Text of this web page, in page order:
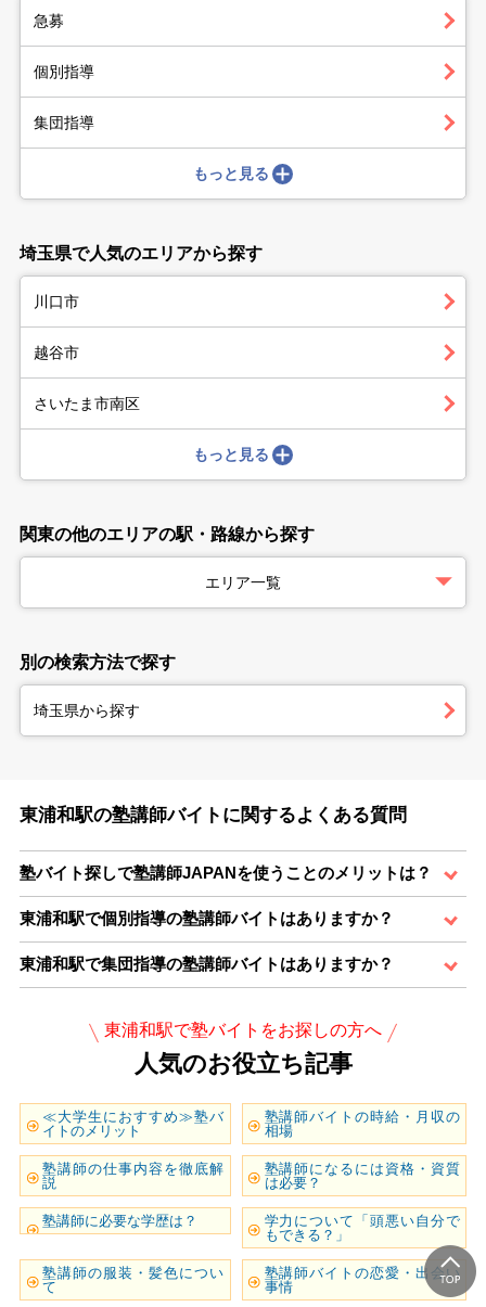
急募
個別指導
集団指導
もっと見る
埼玉県で人気のエリアから探す
川口市
越谷市
さいたま市南区
もっと見る
関東の他のエリアの駅・路線から探す
エリア一覧
別の検索方法で探す
埼玉県から探す
東浦和駅の塾講師バイトに関するよくある質問
塾バイト探しで塾講師JAPANを使うことのメリットは？
東浦和駅で個別指導の塾講師バイトはありますか？
東浦和駅で集団指導の塾講師バイトはありますか？
東浦和駅で塾バイトをお探しの方へ
人気のお役立ち記事
≪大学生におすすめ≫塾バ
イトのメリット
塾講師バイトの時給・月収の
相場
塾講師の仕事内容を徹底解
説
塾講師になるには資格・資質
は必要？
塾講師に必要な学歴は？
学力について「頭悪い自分で
もできる？」
塾講師の服装・髪色につい
て
塾講師バイトの恋愛・出会い
事情